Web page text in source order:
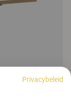
Privacybeleid